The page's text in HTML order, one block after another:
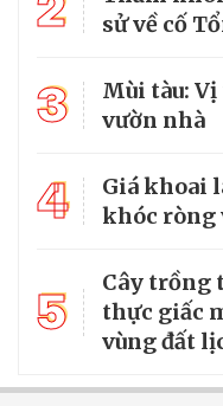
sử về cố
3
Mùi tàu:
vườn nhà
4
Giá khoai
khóc ròng
5
Cây trồng
thực giấc
vùng đất